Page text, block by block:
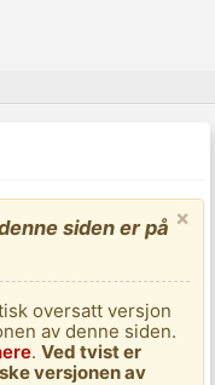
×
siden er på
oversatt versjon
av denne siden.
.Ved tvist er
versjonen av